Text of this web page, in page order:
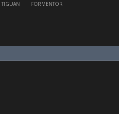
TIGUAN FORMENTOR